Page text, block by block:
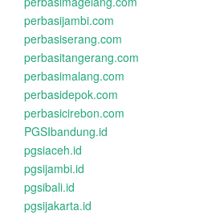
perbasijambi.com
perbasiserang.com
perbasitangerang.com
perbasimalang.com
perbasidepok.com
perbasicirebon.com
PGSIbandung.id
pgsiaceh.id
pgsijambi.id
pgsibali.id
pgsijakarta.id